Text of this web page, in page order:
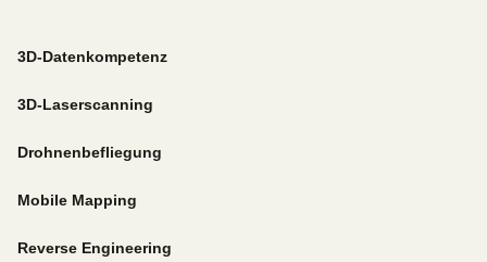
3D-Datenkompetenz
3D-Laserscanning
Drohnenbefliegung
Mobile Mapping
Reverse Engineering